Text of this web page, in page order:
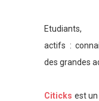
Etudiants,
actifs :
des grandes
Citicks est